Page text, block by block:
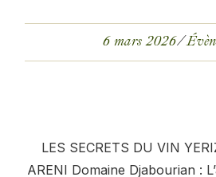
6 mars 2026
LES SECRETS DU VIN
ARENI Domaine Djabourian :